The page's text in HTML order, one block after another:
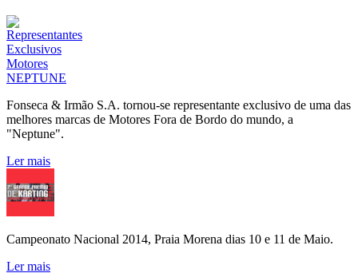
Fonseca & Irmão S.A. tornou-se representante exclusivo de uma das
melhores marcas de Motores Fora de Bordo do mundo, a
"Neptune".
Ler mais
Campeonato Nacional 2014, Praia Morena dias 10 e 11 de Maio.
Ler mais